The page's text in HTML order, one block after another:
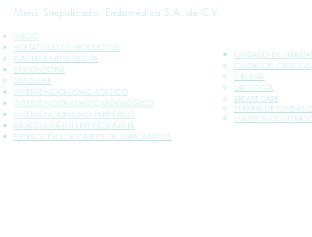
Menú Simplificado. Endomédica S.A. de C.V.
INICIO
PORTAFOLIO DE PRODUCTOS
GASTROENTEROLOGÍA
ENDOSCOPIA
VASCULAR
INTERVENCIONISMO AÓRTICO
INTERVENCIONISMO CARDIOLÓGICO
INTERVENCIONISMO PERIFÉRICO
RADIOLOGÍA INTERVENCIONISTA
EXTRACCIÓN DE CABLES DE MARCAPASOS
CUIDADO DE
CUIDADOS CRÍTICOS​
CIRUGÍA
UROLOGÍA
BREAST CARE
TERAPIA DE ONDAS
EQUIPOS DE